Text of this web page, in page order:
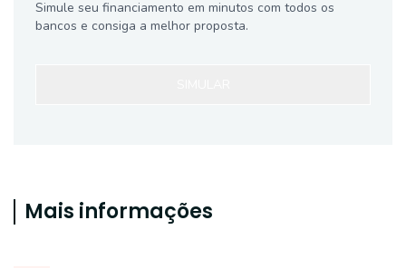
Simule seu financiamento em minutos com todos os
bancos e consiga a melhor proposta.
Mais informações